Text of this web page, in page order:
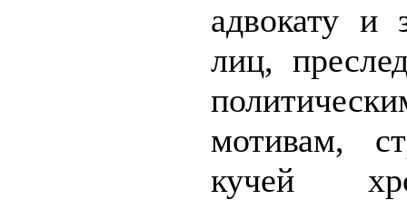
адвокату и
лиц,
мотивам,
кучей